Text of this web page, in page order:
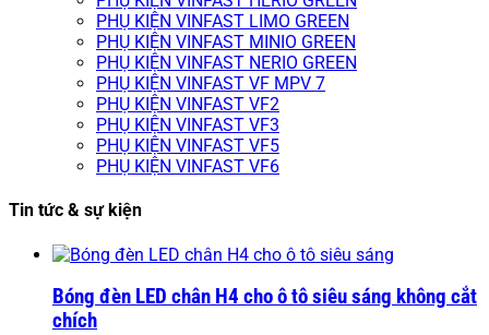
PHỤ KIỆN VINFAST LIMO GREEN
PHỤ KIỆN VINFAST MINIO GREEN
PHỤ KIỆN VINFAST NERIO GREEN
PHỤ KIỆN VINFAST VF MPV 7
PHỤ KIỆN VINFAST VF2
PHỤ KIỆN VINFAST VF3
PHỤ KIỆN VINFAST VF5
PHỤ KIỆN VINFAST VF6
Tin tức & sự kiện
Bóng đèn LED chân H4 cho ô tô siêu sáng không cắt
chích